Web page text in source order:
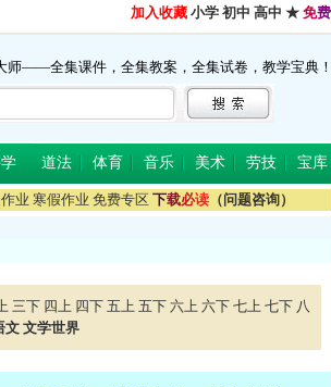
加入收藏 小学 初中 高中 ★ 免费
师——全集课件，全集教案，全集试卷，教学宝典！
道法 体育 音乐 美术 劳技 宝库
业 寒假作业 免费专区 下载必读 （问题咨询）
三下 四上 四下 五上 五下 六上 六下 七上 七下 八
文 文学世界